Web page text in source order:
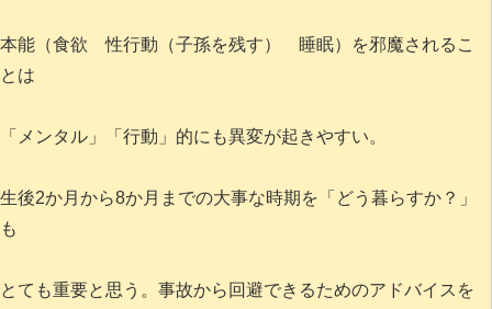
本能（食欲 性行動（子孫を残す） 睡眠）を邪魔されるこ
とは
「メンタル」「行動」的にも異変が起きやすい。
生後2か月から8か月までの大事な時期を「どう暮らすか？」
も
とても重要と思う。事故から回避できるためのアドバイスを